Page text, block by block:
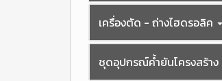
เครื่องตัด - ถ่างไฮดรอลิค
ชุดอุปกรณ์ค้ำยันโครงสร้าง